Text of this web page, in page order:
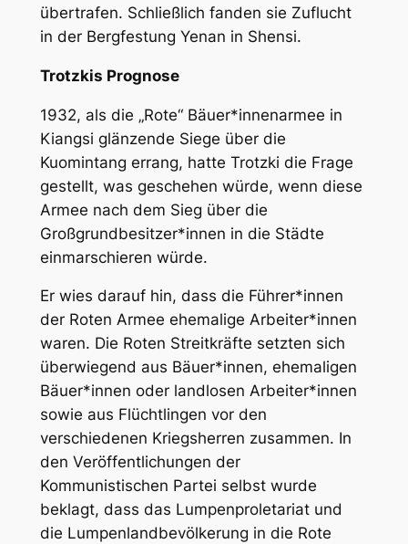
übertrafen. Schließlich fanden sie Zuflucht
in der Bergfestung Yenan in Shensi.
Trotzkis Prognose
1932, als die „Rote“ Bäuer*innenarmee in
Kiangsi glänzende Siege über die
Kuomintang errang, hatte Trotzki die Frage
gestellt, was geschehen würde, wenn diese
Armee nach dem Sieg über die
Großgrundbesitzer*innen in die Städte
einmarschieren würde.
Er wies darauf hin, dass die Führer*innen
der Roten Armee ehemalige Arbeiter*innen
waren. Die Roten Streitkräfte setzten sich
überwiegend aus Bäuer*innen, ehemaligen
Bäuer*innen oder landlosen Arbeiter*innen
sowie aus Flüchtlingen vor den
verschiedenen Kriegsherren zusammen. In
den Veröffentlichungen der
Kommunistischen Partei selbst wurde
beklagt, dass das Lumpenproletariat und
die Lumpenlandbevölkerung in die Rote